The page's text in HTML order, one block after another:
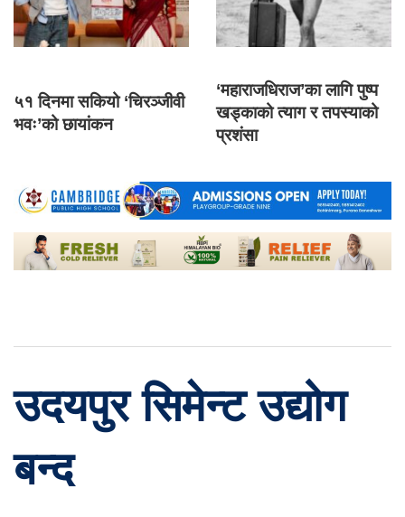
५१ दिनमा सकियो ‘चिरञ्जीवी
भवः’को छायांकन
‘महाराजधिराज’का लागि पुष्प
खड्काको त्याग र तपस्याको
प्रशंसा
उदयपुर सिमेन्ट उद्योग
बन्द